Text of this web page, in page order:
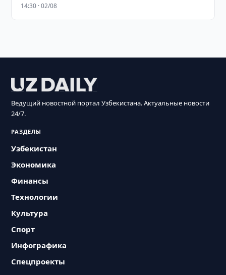
14:30 · 02/08
Ведущий новостной портал Узбекистана. Актуальные новости
24/7.
РАЗДЕЛЫ
Узбекистан
Экономика
Финансы
Технологии
Культура
Спорт
Инфографика
Спецпроекты